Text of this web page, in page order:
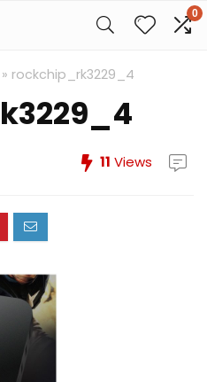
0
» rockchip_rk3229_4
11 Views